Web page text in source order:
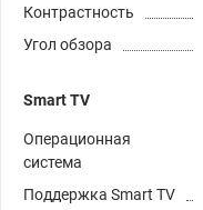
Контрастность
Угол обзора
Smart TV
Операционная
система
Поддержка Smart TV